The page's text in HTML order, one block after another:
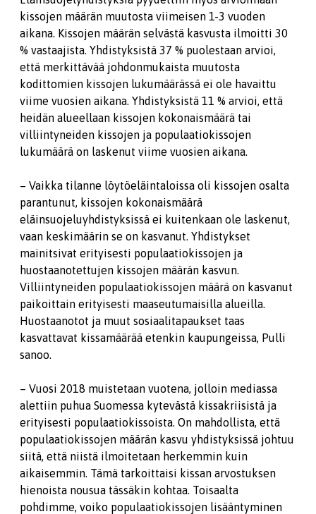
kissojen määrän muutosta viimeisen 1-3 vuoden
aikana. Kissojen määrän selvästä kasvusta ilmoitti 30
% vastaajista. Yhdistyksistä 37 % puolestaan arvioi,
että merkittävää johdonmukaista muutosta
kodittomien kissojen lukumäärässä ei ole havaittu
viime vuosien aikana. Yhdistyksistä 11 % arvioi, että
heidän alueellaan kissojen kokonaismäärä tai
villiintyneiden kissojen ja populaatiokissojen
lukumäärä on laskenut viime vuosien aikana.
– Vaikka tilanne löytöeläintaloissa oli kissojen osalta
parantunut, kissojen kokonaismäärä
eläinsuojeluyhdistyksissä ei kuitenkaan ole laskenut,
vaan keskimäärin se on kasvanut. Yhdistykset
mainitsivat erityisesti populaatiokissojen ja
huostaanotettujen kissojen määrän kasvun.
Villiintyneiden populaatiokissojen määrä on kasvanut
paikoittain erityisesti maaseutumaisilla alueilla.
Huostaanotot ja muut sosiaalitapaukset taas
kasvattavat kissamäärää etenkin kaupungeissa, Pulli
sanoo.
– Vuosi 2018 muistetaan vuotena, jolloin mediassa
alettiin puhua Suomessa kytevästä kissakriisistä ja
erityisesti populaatiokissoista. On mahdollista, että
populaatiokissojen määrän kasvu yhdistyksissä johtuu
siitä, että niistä ilmoitetaan herkemmin kuin
aikaisemmin. Tämä tarkoittaisi kissan arvostuksen
hienoista nousua tässäkin kohtaa. Toisaalta
pohdimme, voiko populaatiokissojen lisääntyminen